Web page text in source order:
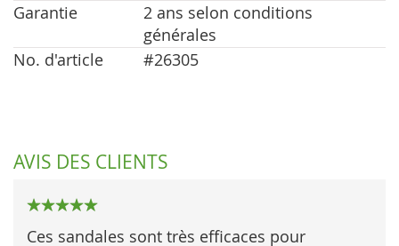
Garantie
2 ans selon conditions
générales
No. d'article
#26305
AVIS DES CLIENTS
100%
Ces sandales sont très efficaces pour